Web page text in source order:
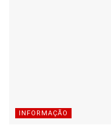
INFORMAÇÃO